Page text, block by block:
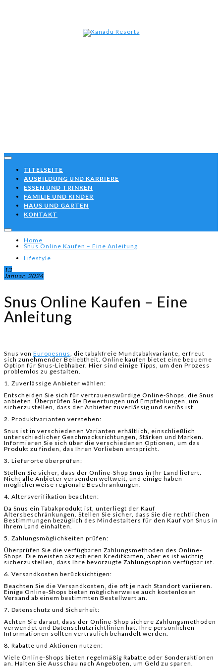
TITELSEITE
AUSBILDUNG UND KARRIERE
ESSEN UND TRINKEN
FAMILIE UND KINDER
HAUS UND GARTEN
KONTAKT
Home
Snus Online Kaufen – Eine Anleitung
Lifestyle
13
Januar, 2024
Snus Online Kaufen – Eine
Anleitung
Snus von Europesnus, die tabakfreie Mundtabakvariante, erfreut
sich zunehmender Beliebtheit. Online kaufen bietet eine bequeme
Option für Snus-Liebhaber. Hier sind einige Tipps, um den Prozess
problemlos zu gestalten.
1. Zuverlässige Anbieter wählen:
Entscheiden Sie sich für vertrauenswürdige Online-Shops, die Snus
anbieten. Überprüfen Sie Bewertungen und Empfehlungen, um
sicherzustellen, dass der Anbieter zuverlässig und seriös ist.
2. Produktvarianten verstehen:
Snus ist in verschiedenen Varianten erhältlich, einschließlich
unterschiedlicher Geschmacksrichtungen, Stärken und Marken.
Informieren Sie sich über die verschiedenen Optionen, um das
Produkt zu finden, das Ihren Vorlieben entspricht.
3. Lieferorte überprüfen:
Stellen Sie sicher, dass der Online-Shop Snus in Ihr Land liefert.
Nicht alle Anbieter versenden weltweit, und einige haben
möglicherweise regionale Beschränkungen.
4. Altersverifikation beachten:
Da Snus ein Tabakprodukt ist, unterliegt der Kauf
Altersbeschränkungen. Stellen Sie sicher, dass Sie die rechtlichen
Bestimmungen bezüglich des Mindestalters für den Kauf von Snus in
Ihrem Land einhalten.
5. Zahlungsmöglichkeiten prüfen:
Überprüfen Sie die verfügbaren Zahlungsmethoden des Online-
Shops. Die meisten akzeptieren Kreditkarten, aber es ist wichtig
sicherzustellen, dass Ihre bevorzugte Zahlungsoption verfügbar ist.
6. Versandkosten berücksichtigen:
Beachten Sie die Versandkosten, die oft je nach Standort variieren.
Einige Online-Shops bieten möglicherweise auch kostenlosen
Versand ab einem bestimmten Bestellwert an.
7. Datenschutz und Sicherheit:
Achten Sie darauf, dass der Online-Shop sichere Zahlungsmethoden
verwendet und Datenschutzrichtlinien hat. Ihre persönlichen
Informationen sollten vertraulich behandelt werden.
8. Rabatte und Aktionen nutzen:
Viele Online-Shops bieten regelmäßig Rabatte oder Sonderaktionen
an. Halten Sie Ausschau nach Angeboten, um Geld zu sparen.